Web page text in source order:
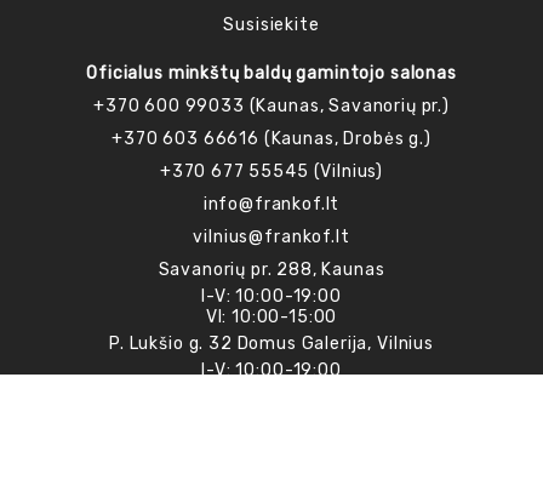
Susisiekite
Oficialus minkštų baldų gamintojo salonas
+370 600 99033 (Kaunas, Savanorių pr.)
+370 603 66616 (Kaunas, Drobės g.)
+370 677 55545 (Vilnius)
info@frankof.lt
vilnius@frankof.lt
Savanorių pr. 288, Kaunas
I-V: 10:00-19:00
VI: 10:00-15:00
P. Lukšio g. 32 Domus Galerija, Vilnius
I-V: 10:00-19:00